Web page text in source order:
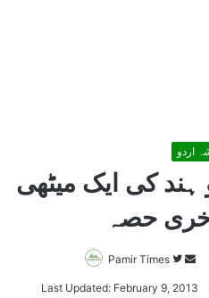
اردو
کی ایک میٹھی
حصہ
Pamir Times
onan
Last Updated: February 9, 2013